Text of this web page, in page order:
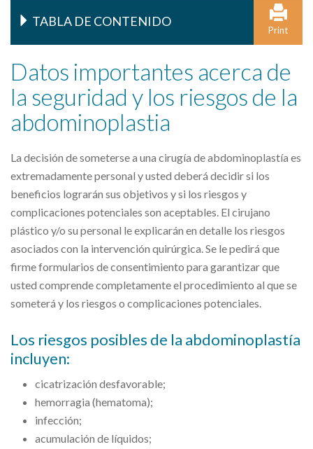
TABLA DE CONTENIDO
Print
Datos importantes acerca de
la seguridad y los riesgos de la
abdominoplastia
La decisión de someterse a una cirugía de abdominoplastía es
extremadamente personal y usted deberá decidir si los
beneficios lograrán sus objetivos y si los riesgos y
complicaciones potenciales son aceptables. El cirujano
plástico y/o su personal le explicarán en detalle los riesgos
asociados con la intervención quirúrgica. Se le pedirá que
firme formularios de consentimiento para garantizar que
usted comprende completamente el procedimiento al que se
someterá y los riesgos o complicaciones potenciales.
Los riesgos posibles de la abdominoplastía
incluyen:
cicatrización desfavorable;
hemorragia (hematoma);
infección;
acumulación de líquidos;